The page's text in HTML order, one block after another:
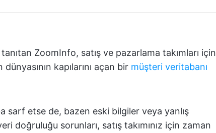
ZoomInfo, satış ve pazarlama takımları için
kapılarını açan bir müşteri veritabanı
sarf etse de, bazen eski bilgiler veya yanlış
doğruluğu sorunları, satış takımınız için zaman